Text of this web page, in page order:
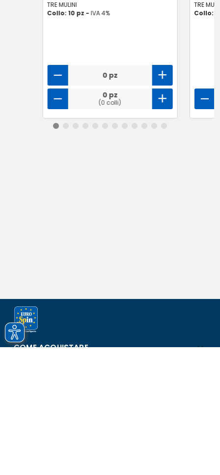
TRE MULINI
Collo: 10 pz - IVA 4%
0 pz
0 pz
(0 colli)
TRE
Collo:
COME ACQUISTARE